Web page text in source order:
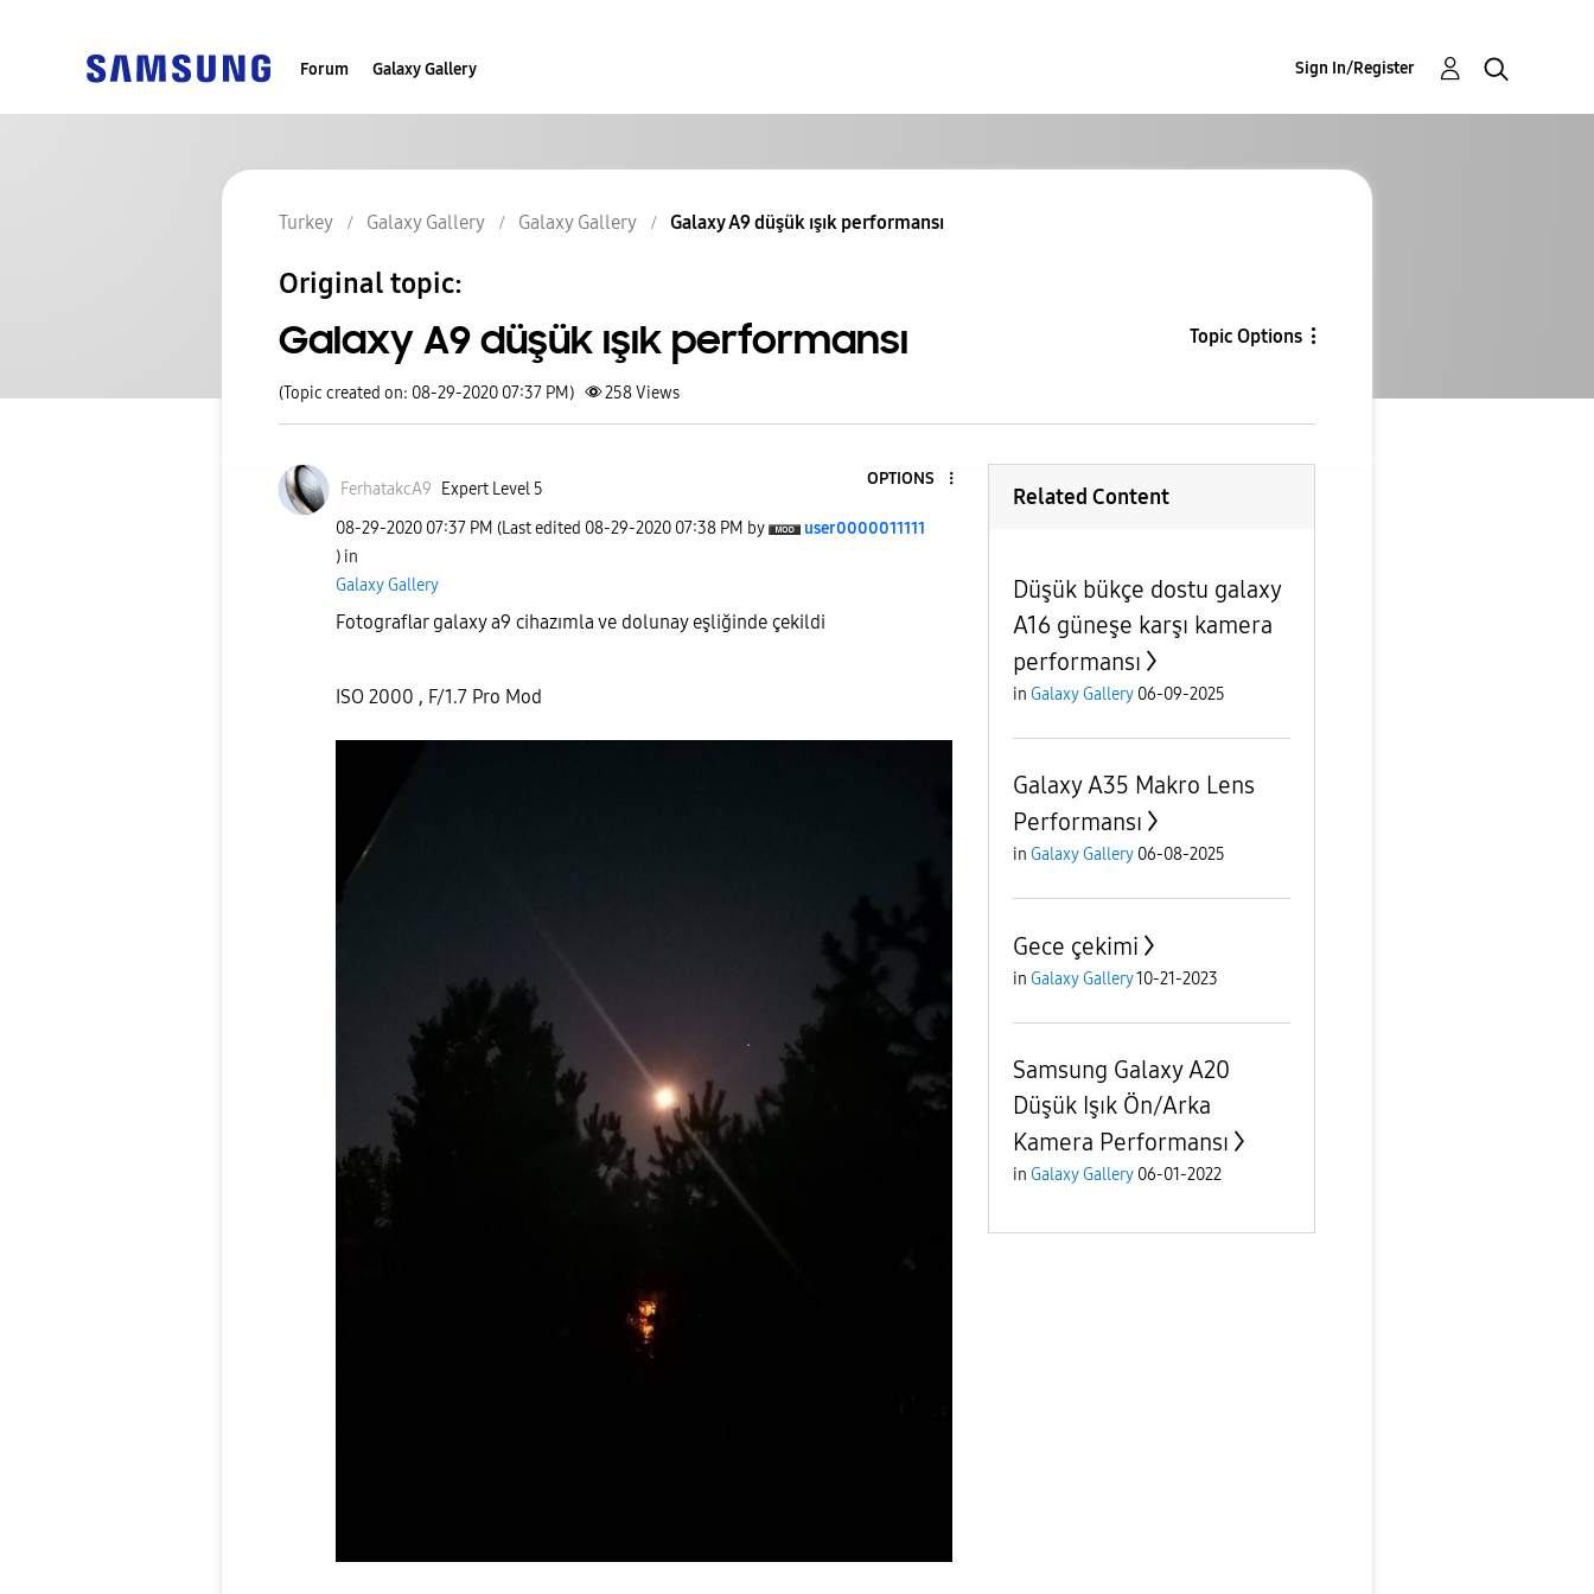
Forum Galaxy Gallery Sign In/Register
Turkey Galaxy Gallery Galaxy Gallery Galaxy A9 düşük ışık performansı
Original topic:
Galaxy A9 düşük ışık performansı Topic Options
(Topic created on: 08-29-2020 07:37 PM) 258Views
FerhatakcA9 Expert Level 5
OPTIONS
‎08-29-2020 07:37 PM (Last edited ‎08-29-2020 07:38 PM by
user0000011111
) in
Galaxy Gallery
Fotograflar galaxy a9 cihazımla ve dolunay eşliğinde çekildi
ISO 2000 , F/1.7 Pro Mod
Related Content
Düşük bükçe dostu galaxy
A16 güneşe karşı kamera
performansı
in Galaxy Gallery 06-09-2025
Galaxy A35 Makro Lens
Performansı
in Galaxy Gallery 06-08-2025
Gece çekimi
in Galaxy Gallery10-21-2023
Samsung Galaxy A20
Düşük Işık Ön/Arka
Kamera Performansı
in Galaxy Gallery 06-01-2022